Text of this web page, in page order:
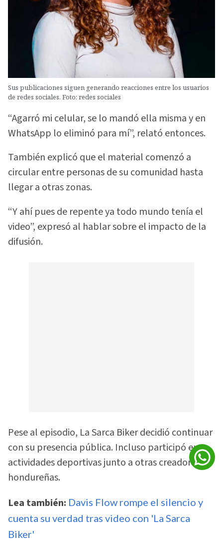
Sus publicaciones siguen generando reacciones entre los usuarios
de redes sociales. Foto: redes sociales
“Agarró mi celular, se lo mandó ella misma y en
WhatsApp lo eliminó para mí”, relató entonces.
También explicó que el material comenzó a
circular entre personas de su comunidad hasta
llegar a otras zonas.
“Y ahí pues de repente ya todo mundo tenía el
video”, expresó al hablar sobre el impacto de la
difusión.
Pese al episodio, La Sarca Biker decidió continuar
con su presencia pública. Incluso participó en
actividades deportivas junto a otras creadoras
hondureñas.
Lea también: Davis Flow rompe el silencio y
cuenta su verdad tras video con 'La Sarca
Biker'